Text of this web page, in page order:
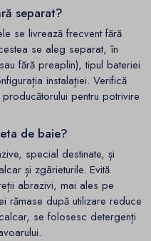
separat?
se livrează frecvent fără
se aleg separat, în
fără preaplin), tipul bateriei
instalației. Verifică
pentru potrivire
de baie?
special destinate, și
și zgârieturile. Evită
abrazivi, mai ales pe
rămase după utilizare reduce
se folosesc detergenți